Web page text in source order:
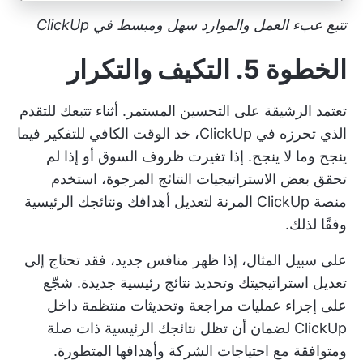
تتبع عبء العمل والموارد سهل ومبسط في ClickUp
الخطوة 5. التكيف والتكرار
تعتمد الرشيقة على التحسين المستمر. أثناء تتبعك للتقدم
الذي تحرزه في ClickUp، خذ الوقت الكافي للتفكير فيما
ينجح وما لا ينجح. إذا تغيرت ظروف السوق أو إذا لم
تحقق بعض الاستراتيجيات النتائج المرجوة، استخدم
منصة ClickUp المرنة لتعديل أهدافك ونتائجك الرئيسية
وفقًا لذلك.
على سبيل المثال، إذا ظهر منافس جديد، فقد تحتاج إلى
تعديل استراتيجيتك وتحديد نتائج رئيسية جديدة. شجّع
على إجراء عمليات مراجعة وتحديثات منتظمة داخل
ClickUp لضمان أن تظل نتائجك الرئيسية ذات صلة
ومتوافقة مع احتياجات الشركة وأهدافها المتطورة.